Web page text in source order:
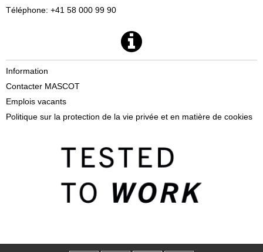
Téléphone: +41 58 000 99 90
Information
Contacter MASCOT
Emplois vacants
Politique sur la protection de la vie privée et en matière de cookies